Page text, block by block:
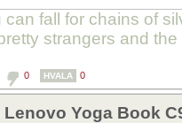
can fall for chains of
strangers and
0 HVALA 0
Lenovo Yoga Book